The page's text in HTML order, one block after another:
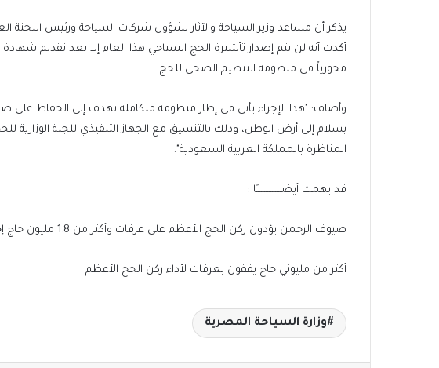
يذكر أن مساعد وزير السياحة والآثار لشؤون شركات السياحة ورئيس اللجنة
أكدت أنه لن يتم إصدار تأشيرة الحج السياحي هذا العام إلا بعد تقديم
محورياً في منظومة التنظيم الصحي للحج.
وأضاف: "هذا الإجراء يأتي في إطار منظومة متكاملة تهدف إلى الحفاظ على
بسلام إلى أرض الوطن، وذلك بالتنسيق مع الجهاز التنفيذي للجنة الوزارية
المناظرة بالمملكة العربية السعودية".
قد يهمك أيضــــــــــــــــًا :
ضيوف الرحمن يؤدون ركن الحج الأعظم على عرفات وأكثر من 1.8 مليون حاج إجمالي من شاركوا خلال هذا العام
أكثر من مليوني حاج يقفون بعرفات لأداء ركن الحج الأعظم
وزارة السياحة المصرية